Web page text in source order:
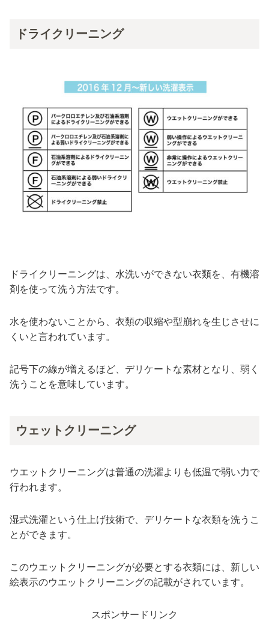
ドライクリーニング
ドライクリーニングは、水洗いができない衣類を、有機溶
剤を使って洗う方法です。
水を使わないことから、衣類の収縮や型崩れを生じさせに
くいと言われています。
記号下の線が増えるほど、デリケートな素材となり、弱く
洗うことを意味しています。
ウェットクリーニング
ウエットクリーニングは普通の洗濯よりも低温で弱い力で
行われます。
湿式洗濯という仕上げ技術で、デリケートな衣類を洗うこ
とができます。
このウエットクリーニングが必要とする衣類には、新しい
絵表示のウエットクリーニングの記載がされています。
スポンサードリンク